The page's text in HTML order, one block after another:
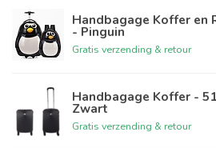
Handbagage Koffer en
- Pinguin
Gratis verzending & retour
Handbagage Koffer -
Zwart
Gratis verzending & retour